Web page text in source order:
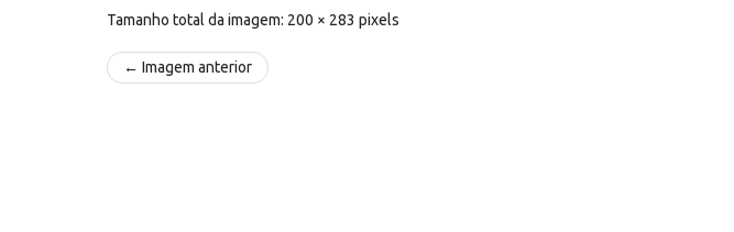
Tamanho total da imagem: 200 × 283 pixels
← Imagem anterior